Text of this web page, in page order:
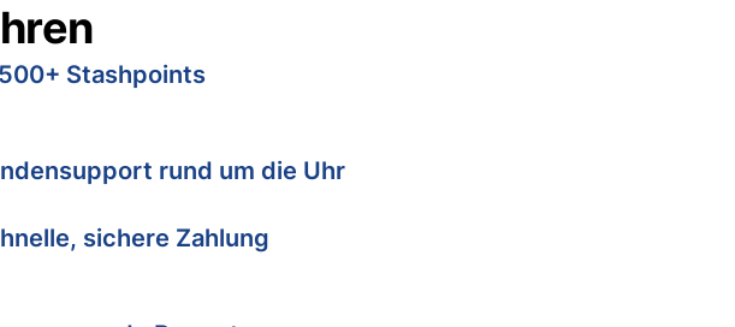
Stashpoints
rund um die Uhr
sichere Zahlung